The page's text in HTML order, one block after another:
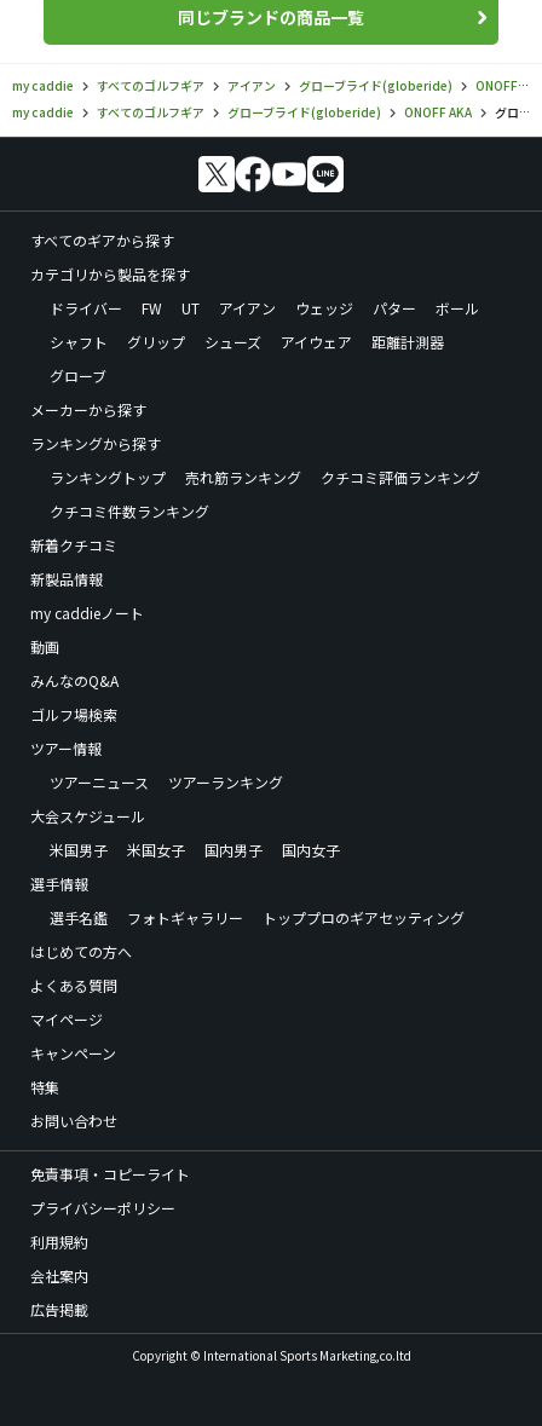
同じブランドの商品一覧
my caddie すべてのゴルフギア アイアン グローブライド(globeride)
ONOFF AKA
my caddie
すべてのゴルフギア グローブライド(globeride) ONOFF AKA グローブライド／ONOFF AKA／オノフ アイアン AKA（2020）の口コミ評価
すべてのギアから探す
カテゴリから製品を探す
ドライバー
FW UT アイアン ウェッジ パター
ボール
シャフト
グリップ シューズ アイウェア
距離計測器
グローブ
メーカーから探す
ランキングから探す
ランキングトップ
売れ筋ランキング
クチコミ評価ランキング
クチコミ件数ランキング
新着クチコミ
新製品情報
my caddieノート
動画
みんなのQ&A
ゴルフ場検索
ツアー情報
ツアーニュース
ツアーランキング
大会スケジュール
米国男子
米国女子 国内男子
国内女子
選手情報
選手名鑑
フォトギャラリー
トッププロのギアセッティング
はじめての方へ
よくある質問
マイページ
キャンペーン
特集
お問い合わせ
免責事項・コピーライト
プライバシーポリシー
利用規約
会社案内
広告掲載
Copyright © International Sports Marketing,co.ltd